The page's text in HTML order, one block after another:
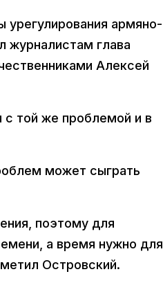
армяно-
журналистам глава
Алексей
с той же проблемой и в
может сыграть
поэтому для
а время нужно для
Островский.